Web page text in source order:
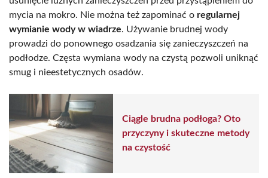
mycia na mokro. Nie można też zapominać o regularnej
wymianie wody w wiadrze. Używanie brudnej wody
prowadzi do ponownego osadzania się zanieczyszczeń na
podłodze. Częsta wymiana wody na czystą pozwoli uniknąć
smug i nieestetycznych osadów.
Ciągle brudna podłoga? Oto
przyczyny i skuteczne metody
na czystość